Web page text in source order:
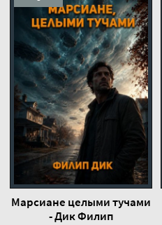
Марсиане целыми тучами
- Дик Филип